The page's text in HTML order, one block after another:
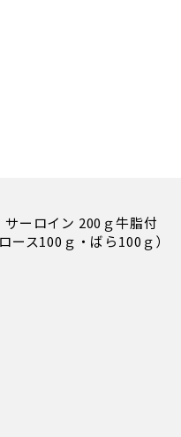
サーロイン 200ｇ牛脂付
ース100ｇ・ばら100ｇ）